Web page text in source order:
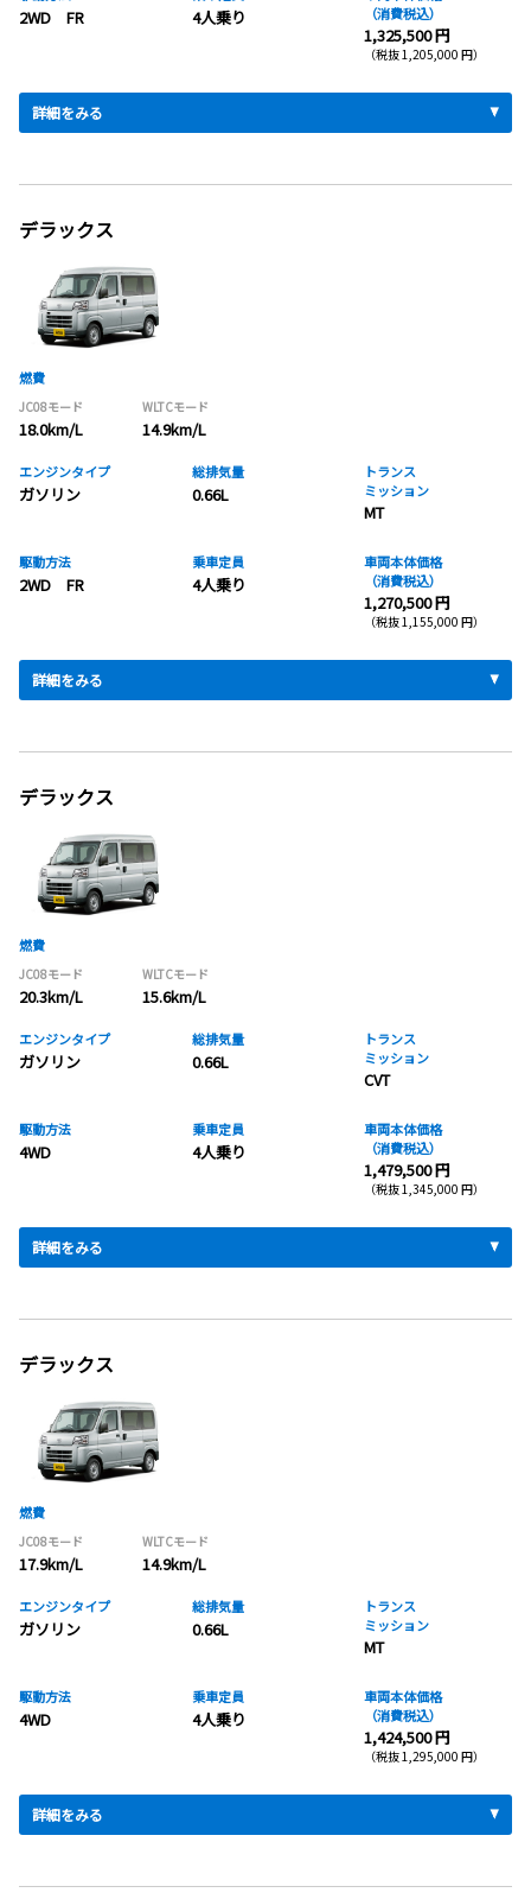
2WD FR 4人乗り
（消費税込）
1,325,500 円
（税抜 1,205,000 円）
詳細をみる
デラックス
燃費
JC08モード
18.0km/L
WLTCモード
14.9km/L
エンジンタイプ
ガソリン
総排気量
0.66L
トランス
ミッション
MT
駆動方法
2WD FR
乗車定員
4人乗り
車両本体価格
（消費税込）
1,270,500 円
（税抜 1,155,000 円）
詳細をみる
デラックス
燃費
JC08モード
20.3km/L
WLTCモード
15.6km/L
エンジンタイプ
ガソリン
総排気量
0.66L
トランス
ミッション
CVT
駆動方法
4WD
乗車定員
4人乗り
車両本体価格
（消費税込）
1,479,500 円
（税抜 1,345,000 円）
詳細をみる
デラックス
燃費
JC08モード
17.9km/L
WLTCモード
14.9km/L
エンジンタイプ
ガソリン
総排気量
0.66L
トランス
ミッション
MT
駆動方法
4WD
乗車定員
4人乗り
車両本体価格
（消費税込）
1,424,500 円
（税抜 1,295,000 円）
詳細をみる